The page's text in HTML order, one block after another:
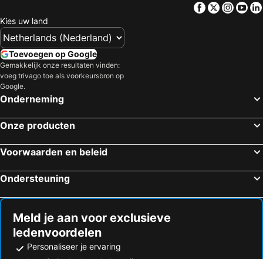
Hotels in Friesland
Hotels in Luxemburg
Hotels in België
Hotels in Gardameer
Hotels in Belgische kust
Hotels in Veluwe
Facebook
Twitter
Kies uw land
Toevoegen op Google
Gemakkelijk onze resultaten vinden:
voeg trivago toe als voorkeursbron op
Google.
Onderneming
Onze producten
Voorwaarden en beleid
Ondersteuning
Meld je aan voor exclusieve
ledenvoordelen
Personaliseer je ervaring